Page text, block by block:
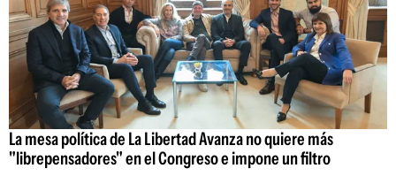
La mesa política de La Libertad Avanza no quiere más
"librepensadores" en el Congreso e impone un filtro